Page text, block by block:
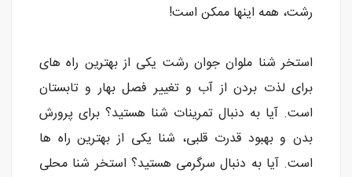
رشت، همه اینها ممکن است!
استخر شنا ملوان جوان رشت یکی از بهترین راه های
برای لذت بردن از آب و تغییر فصل بهار و تابستان
است. آیا به دنبال تمرینات شنا هستید؟ برای پرورش
بدن و بهبود قدرت قلبی، شنا یکی از بهترین راه ها
است. آیا به دنبال سرگرمی هستید؟ استخر شنا محلی